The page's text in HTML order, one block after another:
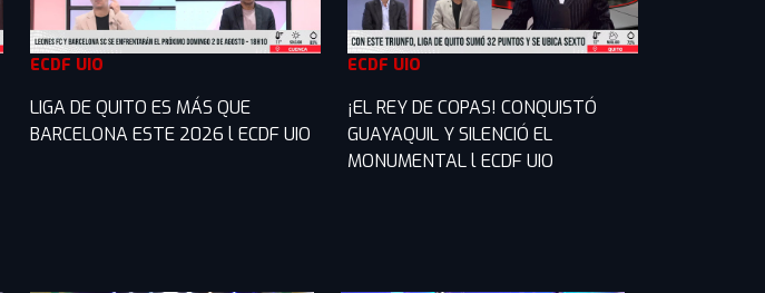
ECDF UIO
LIGA DE QUITO ES MÁS QUE
BARCELONA ESTE 2026 l ECDF UIO
ECDF UIO
¡EL REY DE COPAS! CONQUISTÓ
GUAYAQUIL Y SILENCIÓ EL
MONUMENTAL l ECDF UIO